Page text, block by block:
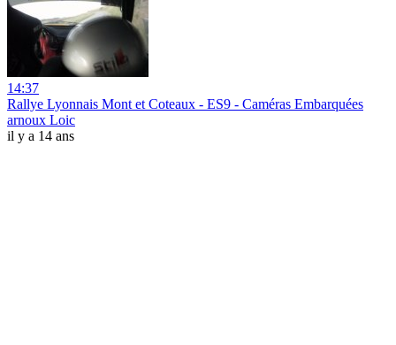
14:37
Rallye Lyonnais Mont et Coteaux - ES9 - Caméras Embarquées
arnoux Loic
il y a 14 ans